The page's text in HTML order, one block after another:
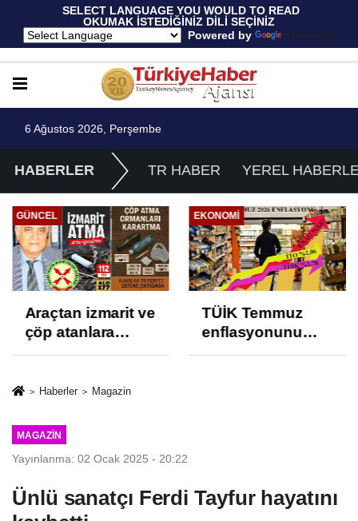
SELECT LANGUAGE YOU WOULD TO READ
OKUMAK İSTEDİĞİNİZ DİLİ SEÇİNİZ
Powered by
Translate
6 Ağustos 2026, Perşembe
HABERLER TR HABER YEREL
GÜNCEL
Araçtan izmarit ve
çöp atanlara
uyarı: Trafiğin
izmariti
EKONOMI
TÜİK Temmuz
enflasyonunu
%31,75; ENAG
Haberler Magazin
MAGAZIN
Yayınlanma: 02 Ocak 2025 - 20:22
Ünlü sanatçı Ferdi Tayfur hayatını